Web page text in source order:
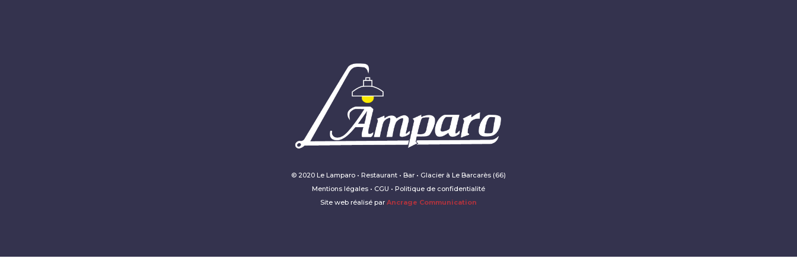
© 2020 Le Lamparo • Restaurant • Bar • Glacier à Le Barcarès (66)
Mentions légales • CGU • Politique de confidentialité
Site web réalisé par Ancrage Communication